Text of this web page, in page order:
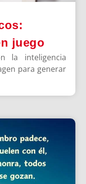
juego
la inteligencia
para generar